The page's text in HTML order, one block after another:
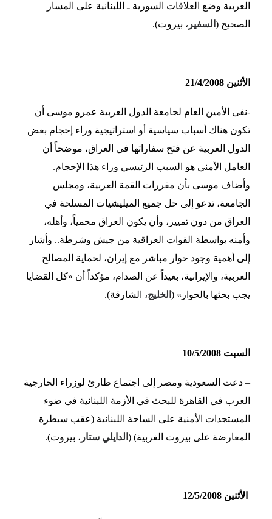
العربية وضع العلاقات السورية ـ اللبنانية على المسار
الصحيح ( السفير ، بيروت).
الأثنين 21/4/2008
-نفى الأمين العام لجامعة الدول العربية عمرو موسى أن
تكون هناك أسباب سياسية أو استراتيجية وراء إحجام بعض
الدول العربية عن فتح سفاراتها في العراق، موضحاً أن
العامل الأمني هو السبب الرئيسي وراء هذا الإحجام.
وأضاف موسى بأن مقررات القمة العربية، ومجلس
الجامعة، تدعو إلى حل جميع الميليشيات المسلحة في
العراق من دون تمييز، وأن يكون العراق محمياً، وأهله،
وأمنه بواسطة القوات العراقية من جيش وشرطة.. وأشار
إلى أهمية وجود حوار مباشر مع إيران، لحماية المصالح
العربية، والإيرانية، بعيداً عن الصدام، مؤكداً أن «كل القضايا
يجب بحثها بالحوار» ( الخليج، الشارقة).
السبت 10/5/2008
– دعت السعودية ومصر إلى اجتماع طارئ لوزراء الخارجية
العرب في القاهرة للبحث في الأزمة اللبنانية في ضوء
المستجدات الأمنية على الساحة اللبنانية (عقب سيطرة
المعارضة على بيروت الغربية) ( الدايلي ستار ، بيروت).
الأثنين 12/5/2008